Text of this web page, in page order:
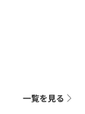
一覧を見る